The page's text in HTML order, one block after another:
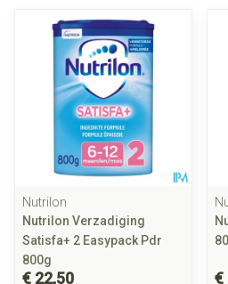
Nutrilon
Nutrilon Verzadiging
Satisfa+ 2 Easypack Pdr
800g
€ 22,50 €